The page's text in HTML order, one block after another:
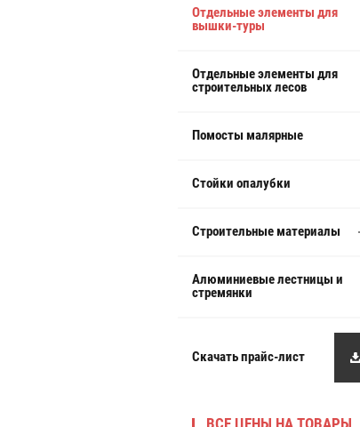
Отдельные элементы для
вышки-туры
Отдельные элементы для
строительных лесов
Помосты малярные
Стойки опалубки
Строительные материалы
Алюминиевые лестницы и
стремянки
Скачать прайс-лист
ВСЕ ЦЕНЫ НА ТОВАРЫ